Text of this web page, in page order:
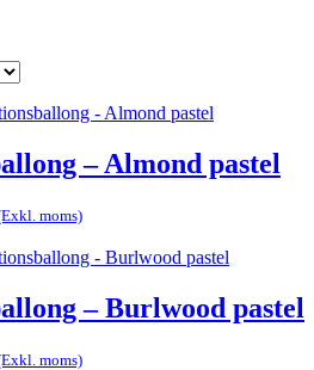
– Almond pastel
moms)
– Burlwood pastel
moms)